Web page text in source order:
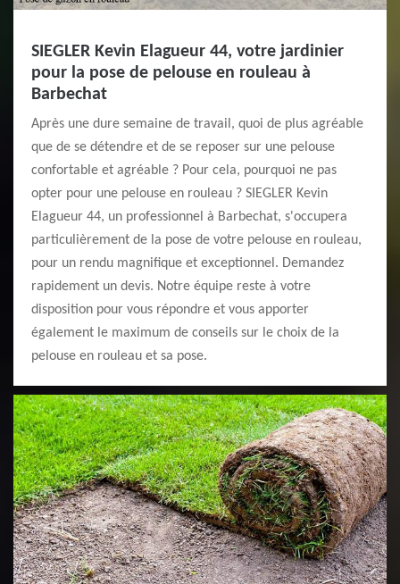
SIEGLER Kevin Elagueur 44, votre jardinier
pour la pose de pelouse en rouleau à
Barbechat
Après une dure semaine de travail, quoi de plus agréable
que de se détendre et de se reposer sur une pelouse
confortable et agréable ? Pour cela, pourquoi ne pas
opter pour une pelouse en rouleau ? SIEGLER Kevin
Elagueur 44, un professionnel à Barbechat, s'occupera
particulièrement de la pose de votre pelouse en rouleau,
pour un rendu magnifique et exceptionnel. Demandez
rapidement un devis. Notre équipe reste à votre
disposition pour vous répondre et vous apporter
également le maximum de conseils sur le choix de la
pelouse en rouleau et sa pose.